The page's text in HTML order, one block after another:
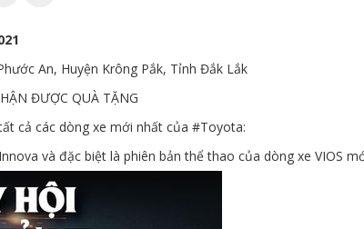
An, Huyện Krông Pắk, Tỉnh Đắk Lắk
ĐƯỢC QUÀ TẶNG
cả các dòng xe mới nhất của #Toyota:
và đặc biệt là phiên bản thể thao của dòng xe VIOS